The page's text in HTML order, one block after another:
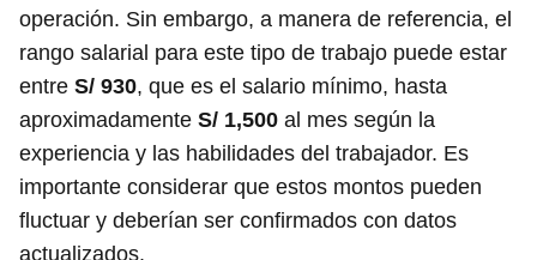
operación. Sin embargo, a manera de referencia, el
rango salarial para este tipo de trabajo puede estar
entre S/ 930, que es el salario mínimo, hasta
aproximadamente S/ 1,500 al mes según la
experiencia y las habilidades del trabajador. Es
importante considerar que estos montos pueden
fluctuar y deberían ser confirmados con datos
actualizados.